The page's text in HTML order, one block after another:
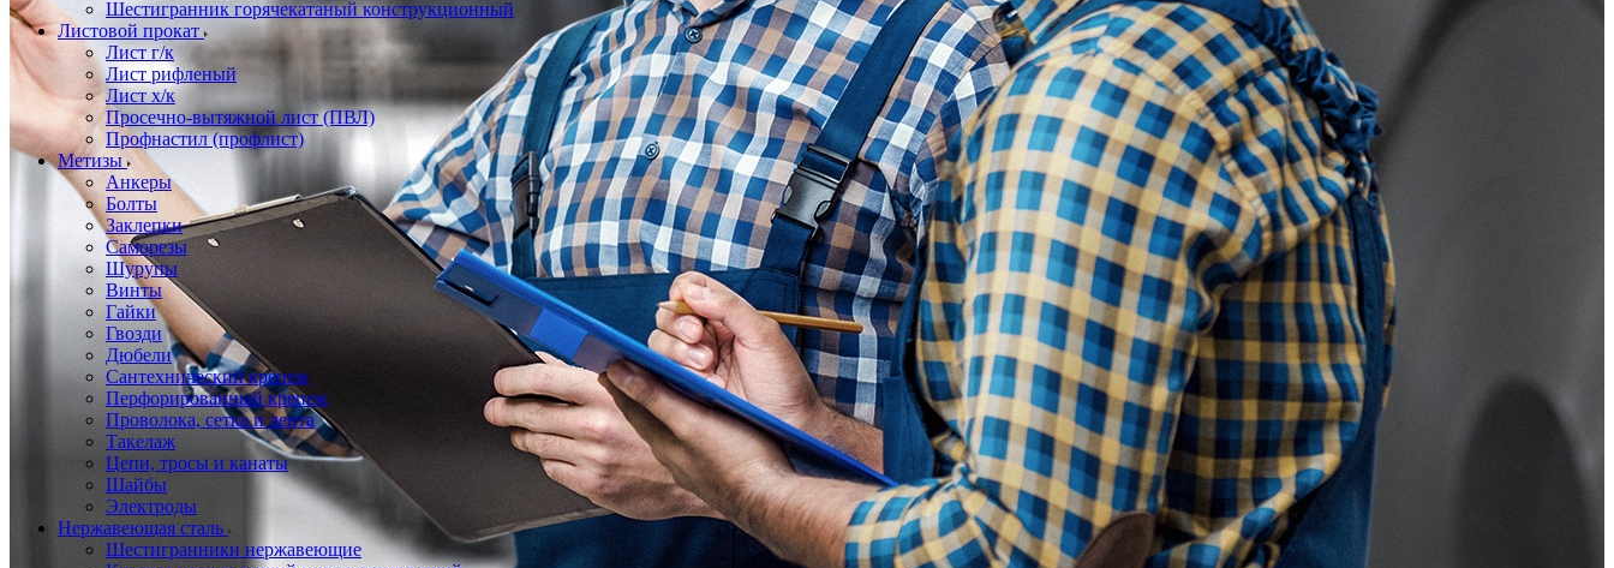
Шестигранник горячекатаный конструкционный
Листовой прокат
Лист г/к
Лист рифленый
Лист х/к
Просечно-вытяжной лист (ПВЛ)
Профнастил (профлист)
Метизы
Анкеры
Болты
Заклепки
Саморезы
Шурупы
Винты
Гайки
Гвозди
Дюбели
Сантехнический крепеж
Перфорированный крепеж
Проволока, сетка и лента
Такелаж
Цепи, тросы и канаты
Шайбы
Электроды
Нержавеющая сталь
Шестигранники нержавеющие